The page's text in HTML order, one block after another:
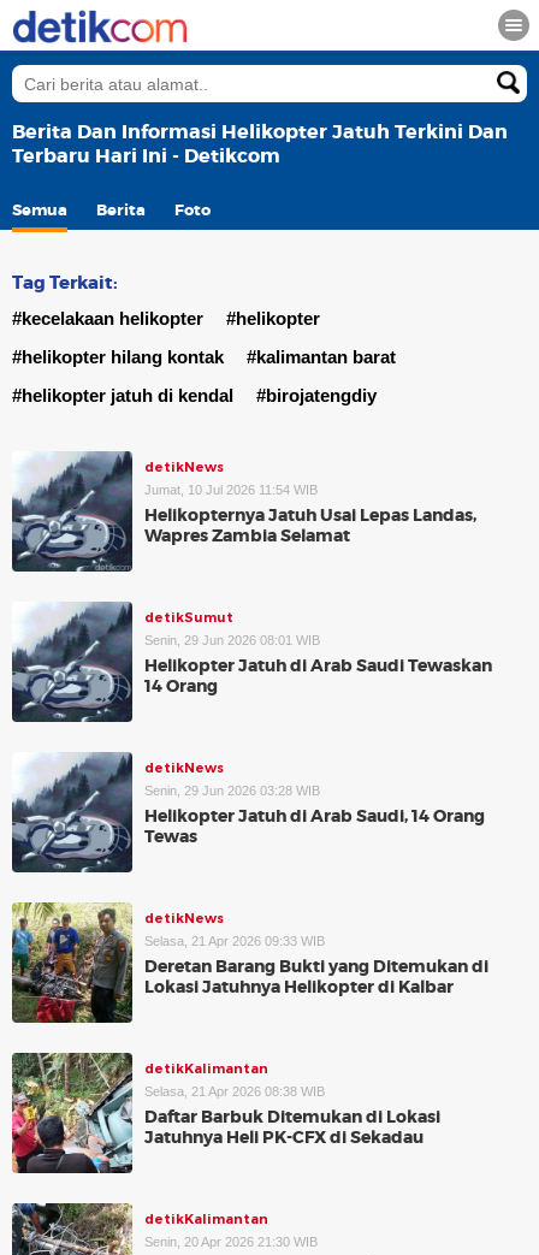
Berita Dan Informasi Helikopter Jatuh Terkini Dan
Terbaru Hari Ini - Detikcom
Semua Berita Foto
Tag Terkait:
#kecelakaan helikopter
#helikopter
#helikopter hilang kontak
#kalimantan barat
#helikopter jatuh di kendal
#birojatengdiy
detikNews
Jumat, 10 Jul 2026 11:54 WIB
Helikopternya Jatuh Usai Lepas Landas,
Wapres Zambia Selamat
detikSumut
Senin, 29 Jun 2026 08:01 WIB
Helikopter Jatuh di Arab Saudi Tewaskan
14 Orang
detikNews
Senin, 29 Jun 2026 03:28 WIB
Helikopter Jatuh di Arab Saudi, 14 Orang
Tewas
detikNews
Selasa, 21 Apr 2026 09:33 WIB
Deretan Barang Bukti yang Ditemukan di
Lokasi Jatuhnya Helikopter di Kalbar
detikKalimantan
Selasa, 21 Apr 2026 08:38 WIB
Daftar Barbuk Ditemukan di Lokasi
Jatuhnya Heli PK-CFX di Sekadau
detikKalimantan
Senin, 20 Apr 2026 21:30 WIB